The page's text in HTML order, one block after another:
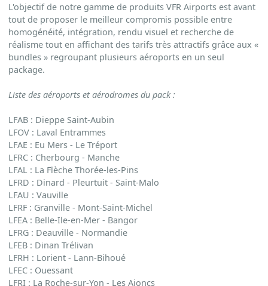
L'objectif de notre gamme de produits VFR Airports est avant
tout de proposer le meilleur compromis possible entre
homogénéité, intégration, rendu visuel et recherche de
réalisme tout en affichant des tarifs très attractifs grâce aux «
bundles » regroupant plusieurs aéroports en un seul
package.
Liste des aéroports et aérodromes du pack:
LFAB : Dieppe Saint-Aubin
LFOV : Laval Entrammes
LFAE : Eu Mers - Le Tréport
LFRC : Cherbourg - Manche
LFAL : La Flèche Thorée-les-Pins
LFRD : Dinard - Pleurtuit - Saint-Malo
LFAU : Vauville
LFRF : Granville - Mont-Saint-Michel
LFEA : Belle-Ile-en-Mer - Bangor
LFRG : Deauville - Normandie
LFEB : Dinan Trélivan
LFRH : Lorient - Lann-Bihoué
LFEC : Ouessant
LFRI : La Roche-sur-Yon - Les Ajoncs